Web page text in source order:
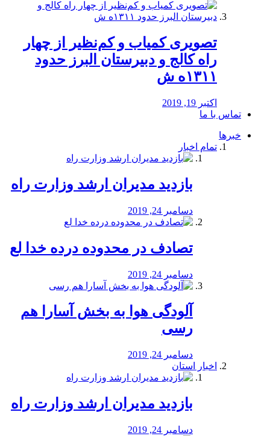
️تصویری کمیاب و کم‌نظیر از چهار
راه كالج و دبيرستان البرز حدود
۱۳۱۱ه ش
اکتبر 19, 2019
تماس با ما
خبرها
تمام اخبار
بازدید مدیران ارشد وزارت راه
دسامبر 24, 2019
تصادف در محدوده درده خدا لع
دسامبر 24, 2019
آلودگی هوا به بخش آسارا هم
رسی
دسامبر 24, 2019
اخبار استان
بازدید مدیران ارشد وزارت راه
دسامبر 24, 2019